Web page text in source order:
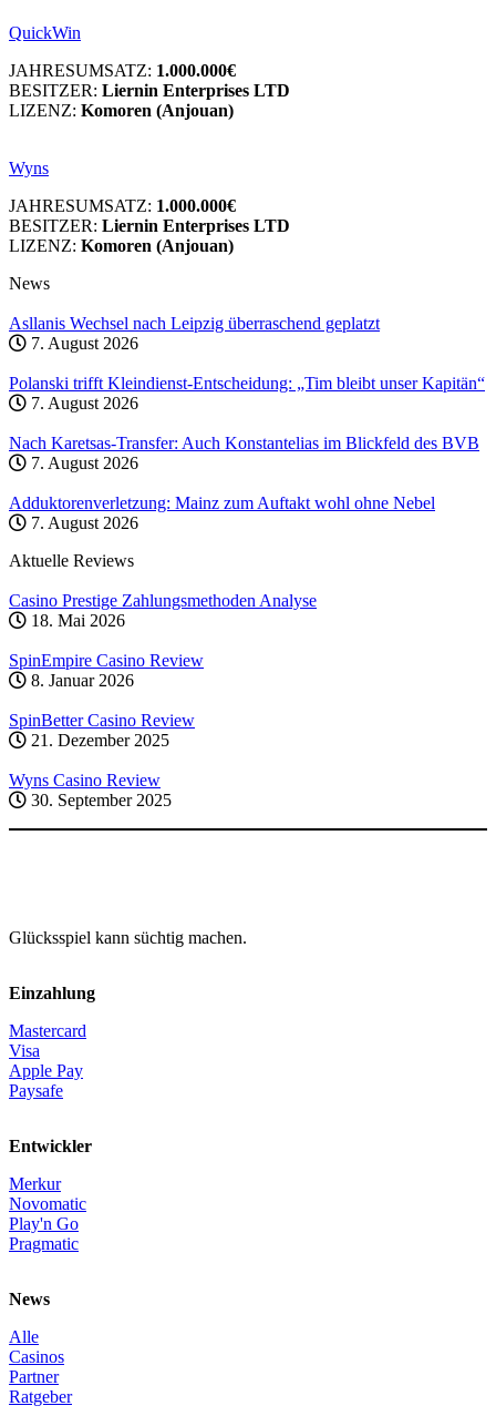
QuickWin
JAHRESUMSATZ: 1.000.000€
BESITZER: Liernin Enterprises LTD
LIZENZ: Komoren (Anjouan)
Wyns
JAHRESUMSATZ: 1.000.000€
BESITZER: Liernin Enterprises LTD
LIZENZ: Komoren (Anjouan)
News
Asllanis Wechsel nach Leipzig überraschend geplatzt
7. August 2026
Polanski trifft Kleindienst-Entscheidung: „Tim bleibt unser Kapitän“
7. August 2026
Nach Karetsas-Transfer: Auch Konstantelias im Blickfeld des BVB
7. August 2026
Adduktorenverletzung: Mainz zum Auftakt wohl ohne Nebel
7. August 2026
Aktuelle Reviews
Casino Prestige Zahlungsmethoden Analyse
18. Mai 2026
SpinEmpire Casino Review
8. Januar 2026
SpinBetter Casino Review
21. Dezember 2025
Wyns Casino Review
30. September 2025
Glücksspiel kann süchtig machen.
Einzahlung
Mastercard
Visa
Apple Pay
Paysafe
Entwickler
Merkur
Novomatic
Play'n Go
Pragmatic
News
Alle
Casinos
Partner
Ratgeber